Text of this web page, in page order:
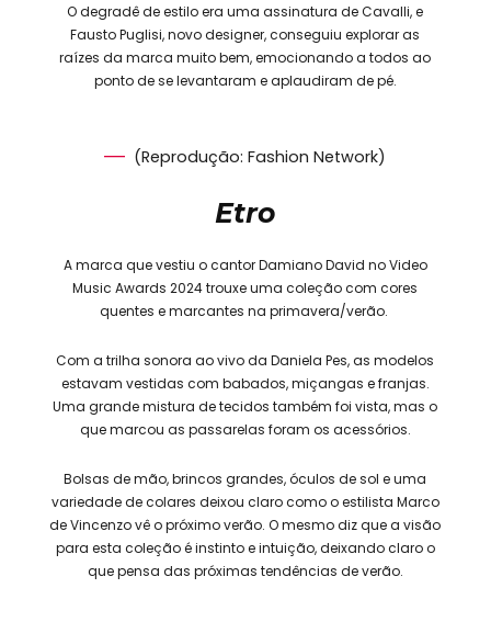
O degradê de estilo era uma assinatura de Cavalli, e
Fausto Puglisi, novo designer, conseguiu explorar as
raízes da marca muito bem, emocionando a todos ao
ponto de se levantaram e aplaudiram de pé.
(Reprodução: Fashion Network)
Etro
A marca que vestiu o cantor Damiano David no Video
Music Awards 2024 trouxe uma coleção com cores
quentes e marcantes na primavera/verão.
Com a trilha sonora ao vivo da Daniela Pes, as modelos
estavam vestidas com babados, miçangas e franjas.
Uma grande mistura de tecidos também foi vista, mas o
que marcou as passarelas foram os acessórios.
Bolsas de mão, brincos grandes, óculos de sol e uma
variedade de colares deixou claro como o estilista Marco
de Vincenzo vê o próximo verão. O mesmo diz que a visão
para esta coleção é instinto e intuição, deixando claro o
que pensa das próximas tendências de verão.